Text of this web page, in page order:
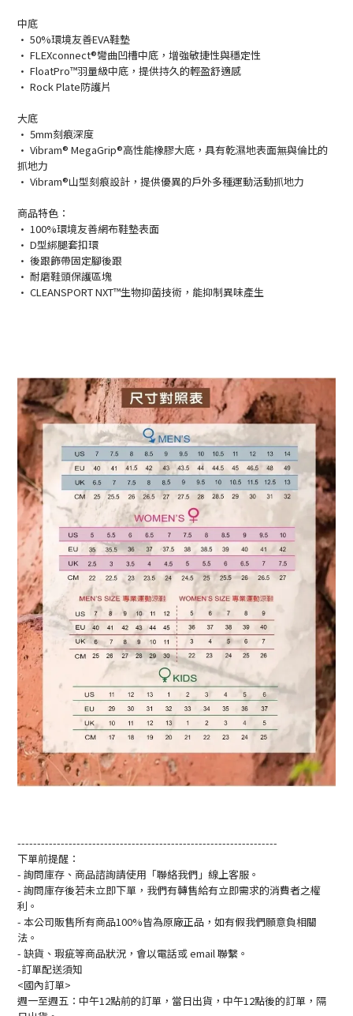
中底
• 50%環境友善EVA鞋墊
• FLEXconnect®彎曲凹槽中底，增強敏捷性與穩定性
• FloatPro™羽量級中底，提供持久的輕盈舒適感
• Rock Plate防護片
大底
• 5mm刻痕深度
• Vibram® MegaGrip®高性能橡膠大底，具有乾濕地表面無與倫比的
抓地力
• Vibram®山型刻痕設計，提供優異的戶外多種運動活動抓地力
商品特色：
• 100%環境友善網布鞋墊表面
• D型綁腿套扣環
• 後跟飾帶固定腳後跟
• 耐磨鞋頭保護區塊
• CLEANSPORT NXT™生物抑菌技術，能抑制異味產生
------------------------------------------------------------------
下單前提醒：
- 詢問庫存、商品諮詢請使用「聯絡我們」線上客服。
- 詢問庫存後若未立即下單，我們有轉售給有立即需求的消費者之權
利。
- 本公司販售所有商品100%皆為原廠正品，如有假我們願意負相關
法。
- 缺貨、瑕疵等商品狀況，會以電話或 email 聯繫。
-訂單配送須知
<國內訂單>
週一至週五：中午12點前的訂單，當日出貨，中午12點後的訂單，隔